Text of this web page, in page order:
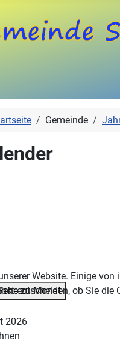
Gemeinde
zu Monat
2026
Website. Einige
entscheiden, ob Sie